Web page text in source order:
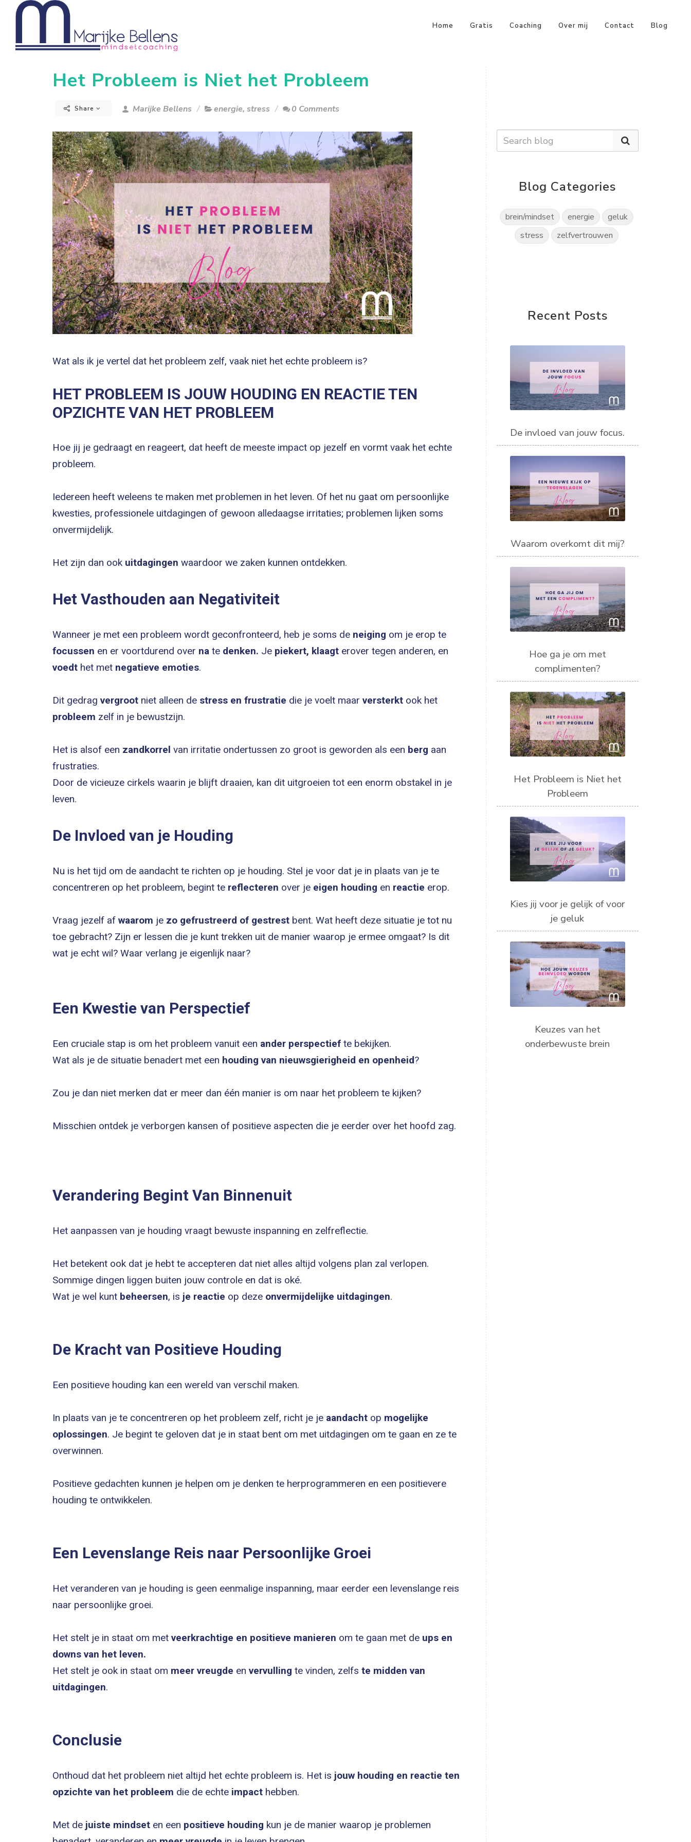
Home Gratis Coaching Over mij Contact Blog
Het Probleem is Niet het Probleem
Share Marijke Bellens energie, stress 0 Comments
Wat als ik je vertel dat het probleem zelf, vaak niet het echte probleem is?
HET PROBLEEM IS JOUW HOUDING EN REACTIE TEN
OPZICHTE VAN HET PROBLEEM
Hoe jij je gedraagt en reageert, dat heeft de meeste impact op jezelf en vormt vaak het echte
probleem.
Iedereen heeft weleens te maken met problemen in het leven. Of het nu gaat om persoonlijke
kwesties, professionele uitdagingen of gewoon alledaagse irritaties; problemen lijken soms
onvermijdelijk.
Het zijn dan ook uitdagingen waardoor we zaken kunnen ontdekken.
Het Vasthouden aan Negativiteit
Wanneer je met een probleem wordt geconfronteerd, heb je soms de neiging om je erop te
focussen en er voortdurend over na te denken. Je piekert, klaagt erover tegen anderen, en
voedt het met negatieve emoties.
Dit gedrag vergroot niet alleen de stress en frustratie die je voelt maar versterkt ook het
probleem zelf in je bewustzijn.
Het is alsof een zandkorrel van irritatie ondertussen zo groot is geworden als een berg aan
frustraties.
Door de vicieuze cirkels waarin je blijft draaien, kan dit uitgroeien tot een enorm obstakel in je
leven.
De Invloed van je Houding
Nu is het tijd om de aandacht te richten op je houding. Stel je voor dat je in plaats van je te
concentreren op het probleem, begint te reflecteren over je eigen houding en reactie erop.
Vraag jezelf af waarom je zo gefrustreerd of gestrest bent. Wat heeft deze situatie je tot nu
toe gebracht? Zijn er lessen die je kunt trekken uit de manier waarop je ermee omgaat? Is dit
wat je echt wil? Waar verlang je eigenlijk naar?
Een Kwestie van Perspectief
Een cruciale stap is om het probleem vanuit een ander perspectief te bekijken.
Wat als je de situatie benadert met een houding van nieuwsgierigheid en openheid?
Zou je dan niet merken dat er meer dan één manier is om naar het probleem te kijken?
Misschien ontdek je verborgen kansen of positieve aspecten die je eerder over het hoofd zag.
Verandering Begint Van Binnenuit
Het aanpassen van je houding vraagt bewuste inspanning en zelfreflectie.
Het betekent ook dat je hebt te accepteren dat niet alles altijd volgens plan zal verlopen.
Sommige dingen liggen buiten jouw controle en dat is oké.
Wat je wel kunt beheersen, is je reactie op deze onvermijdelijke uitdagingen.
De Kracht van Positieve Houding
Een positieve houding kan een wereld van verschil maken.
In plaats van je te concentreren op het probleem zelf, richt je je aandacht op mogelijke
oplossingen. Je begint te geloven dat je in staat bent om met uitdagingen om te gaan en ze te
overwinnen.
Positieve gedachten kunnen je helpen om je denken te herprogrammeren en een positievere
houding te ontwikkelen.
Een Levenslange Reis naar Persoonlijke Groei
Het veranderen van je houding is geen eenmalige inspanning, maar eerder een levenslange reis
naar persoonlijke groei.
Het stelt je in staat om met veerkrachtige en positieve manieren om te gaan met de ups en
downs van het leven.
Het stelt je ook in staat om meer vreugde en vervulling te vinden, zelfs te midden van
uitdagingen.
Conclusie
Onthoud dat het probleem niet altijd het echte probleem is. Het is jouw houding en reactie ten
opzichte van het probleem die de echte impact hebben.
Met de juiste mindset en een positieve houding kun je de manier waarop je problemen
Blog Categories
brein/mindset energie
geluk
stress
zelfvertrouwen
Recent Posts
De invloed van jouw focus.
Waarom overkomt dit mij?
Hoe ga je om met
complimenten?
Het Probleem is Niet het
Probleem
Kies jij voor je gelijk of voor
je geluk
Keuzes van het
onderbewuste brein